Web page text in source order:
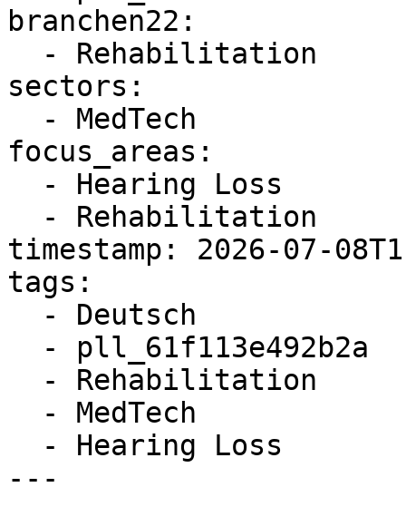
branchen22:
sectors:
focus_areas:
timestamp: 2026-07-
tags:
---